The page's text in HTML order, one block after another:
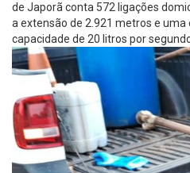
de Japorã conta 572 ligações
a extensão de 2.921 metros e
capacidade de 20 litros por